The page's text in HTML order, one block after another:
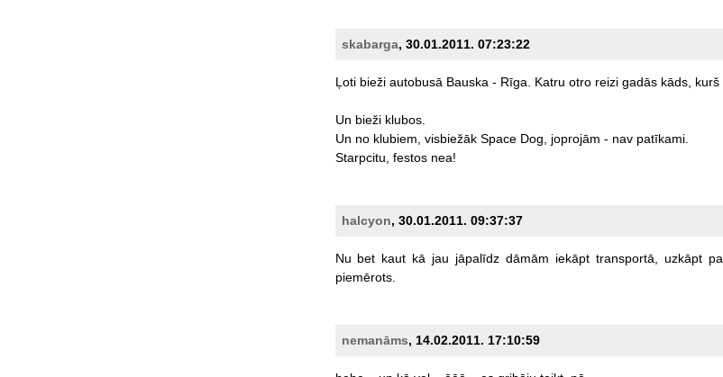
skabarga, 30.01.2011. 07:23:22
Ļoti bieži autobusā Bauska - Rīga. Katru otro reizi gadās kāds, kurš
Un bieži klubos.
Un no klubiem, visbiežāk Space Dog, joprojām - nav patīkami.
Starpcitu, festos nea!
halcyon, 30.01.2011. 09:37:37
Nu bet kaut kā jau jāpalīdz dāmām iekāpt transportā, uzkāpt pa
piemērots.
nemanāms, 14.02.2011. 17:10:59